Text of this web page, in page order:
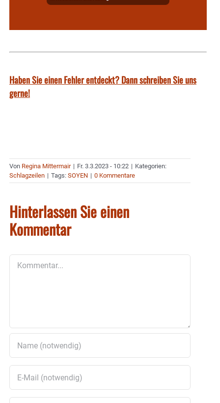
Haben Sie einen Fehler entdeckt? Dann schreiben Sie uns
gerne!
Von Regina Mittermair | Fr. 3.3.2023 - 10:22 | Kategorien:
Schlagzeilen | Tags: SOYEN | 0 Kommentare
Hinterlassen Sie einen
Kommentar